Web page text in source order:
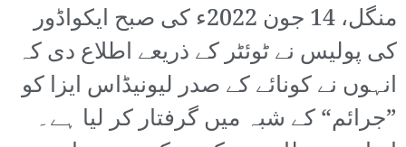
منگل، 14 جون 2022ء کی صبح ایکواڈور
کی پولیس نے ٹوئٹر کے ذریعے اطلاع دی کہ
انہوں نے کونائے کے صدر لیونیڈاس ایزا کو
”جرائم“ کے شبہ میں گرفتار کر لیا ہے۔